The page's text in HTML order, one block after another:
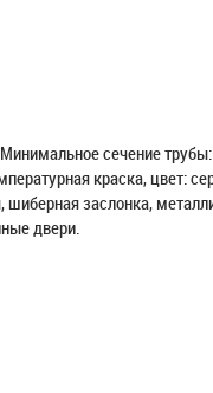
сечение
краска, цвет:
заслонка,
двери.